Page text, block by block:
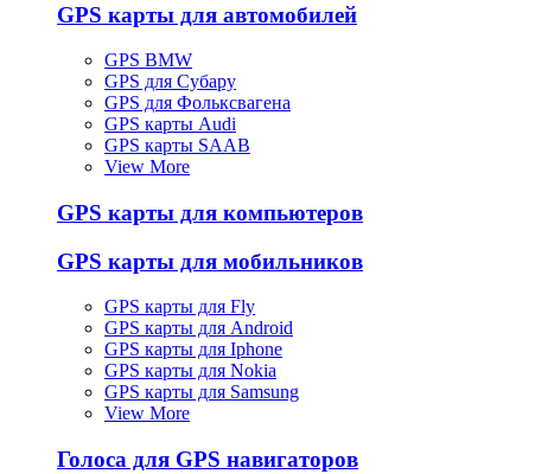
GPS карты для автомобилей
GPS BMW
GPS для Субару
GPS для Фольксвагена
GPS карты Audi
GPS карты SAAB
View More
GPS карты для компьютеров
GPS карты для мобильников
GPS карты для Fly
GPS карты для Android
GPS карты для Iphone
GPS карты для Nokia
GPS карты для Samsung
View More
Голоса для GPS навигаторов